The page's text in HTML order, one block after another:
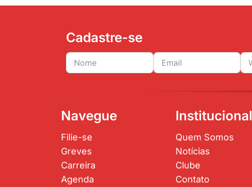
Cadastre-se
Navegue
Filie-se
Greves
Carreira
Agenda
Institucional
Quem Somos
Notícias
Clube
Contato